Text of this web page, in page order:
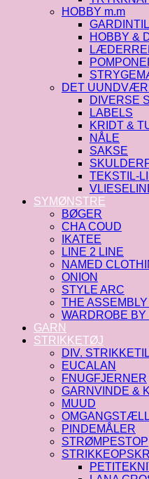
HOBBY m.m
HOBBY &
DET
DIVERSE
LABELS
KRIDT &
NÅLE
SAKSE
TEKSTIL-
SYMØNSTRE
BØGER
CHA COUD
IKATEE
LINE 2 LINE
NAMED
ONION
STYLE ARC
THE
WARDROBE BY
GARN
STRIKKETØJ
DIV.
EUCALAN
FNUGFJERNER
GARNVINDE &
MUUD
PINDEMÅLER
STRØMPESTOP